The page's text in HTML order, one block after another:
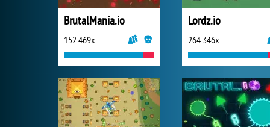
BrutalMania.io
152 469x
Lordz.io
264 346x